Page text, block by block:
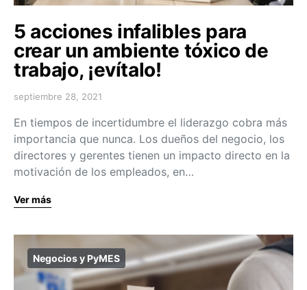
5 acciones infalibles para
crear un ambiente tóxico de
trabajo, ¡evítalo!
septiembre 28, 2021
En tiempos de incertidumbre el liderazgo cobra más
importancia que nunca. Los dueños del negocio, los
directores y gerentes tienen un impacto directo en la
motivación de los empleados, en…
Ver más
Negocios y PyMES